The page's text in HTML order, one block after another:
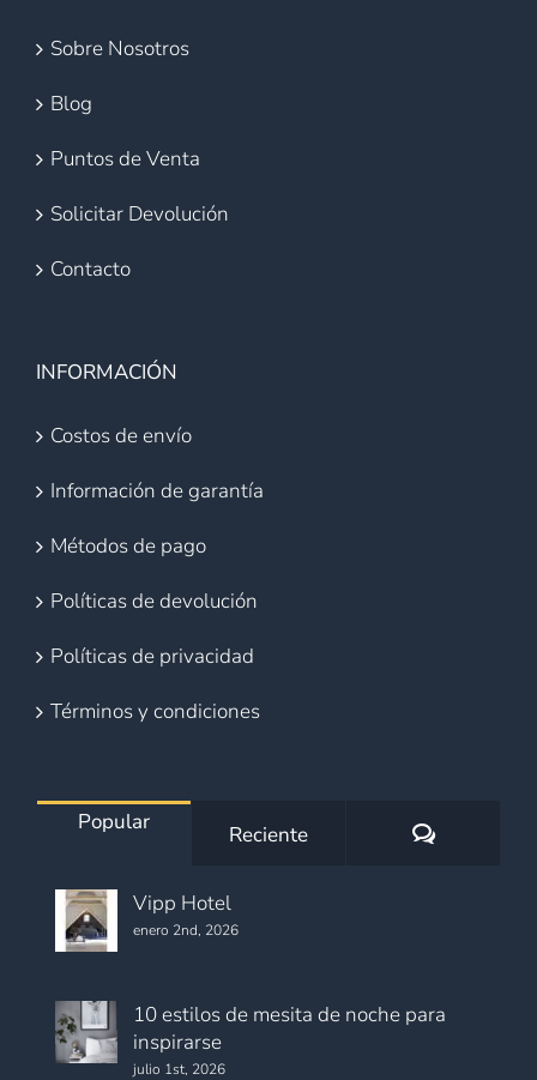
Sobre Nosotros
Blog
Puntos de Venta
Solicitar Devolución
Contacto
INFORMACIÓN
Costos de envío
Información de garantía
Métodos de pago
Políticas de devolución
Políticas de privacidad
Términos y condiciones
Popular Reciente
Vipp Hotel
enero 2nd, 2026
10 estilos de mesita de noche para
inspirarse
julio 1st, 2026